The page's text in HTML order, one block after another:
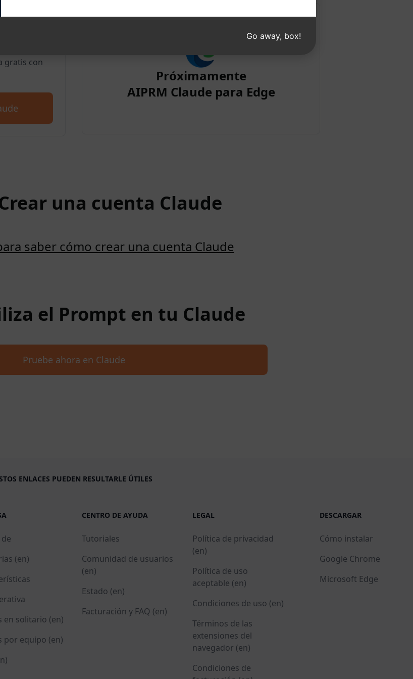
gratis con
Próximamente
AIPRM Claude para Edge
una cuenta Claude
saber cómo crear una cuenta Claude
el Prompt en tu Claude
Pruebe ahora en Claude
ENLACES PUEDEN RESULTARLE ÚTILES
(en)
en solitario (en)
por equipo (en)
CENTRO DE AYUDA
Tutoriales
Comunidad de usuarios
(en)
Estado (en)
Facturación y FAQ (en)
LEGAL
Política de privacidad
(en)
Política de uso
aceptable (en)
Condiciones de uso (en)
Términos de las
extensiones del
navegador (en)
Condiciones de
DESCARGAR
Cómo instalar
Google Chrome
Microsoft Edge
Go away, box!